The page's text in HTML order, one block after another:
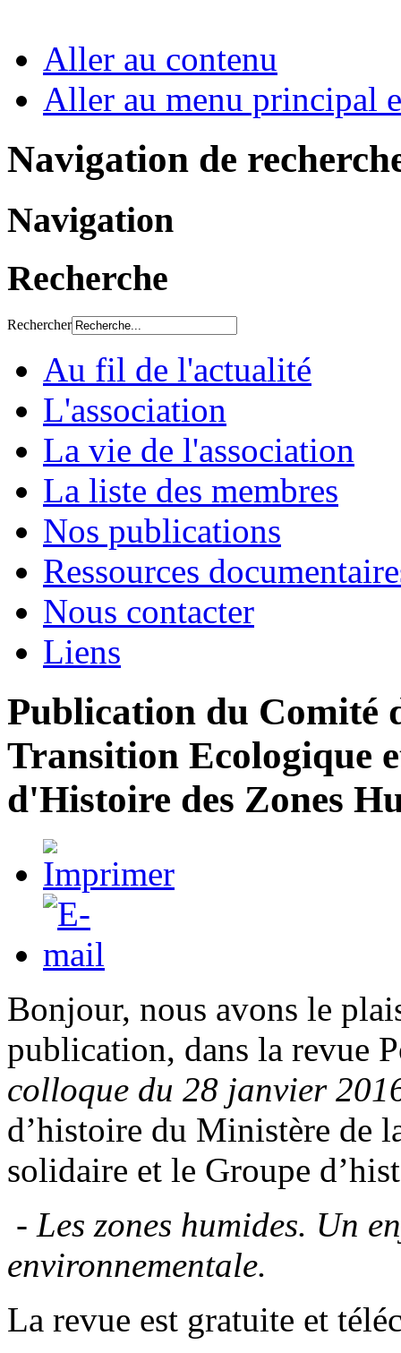
Aller au contenu
Aller au menu principal
Navigation de
Navigation
Recherche
Rechercher
Au fil de l'actualité
L'association
La vie de l'association
La liste des membres
Nos publications
Ressources
Nous contacter
Liens
Publication du Comité
Transition Ecologique
d'Histoire des Zones
Bonjour, nous avons le
publication, dans la revue
colloque du 28 janvier
d’histoire du Ministère de
solidaire et le Groupe
- Les zones humides. Un
environnementale.
La revue est gratuite et